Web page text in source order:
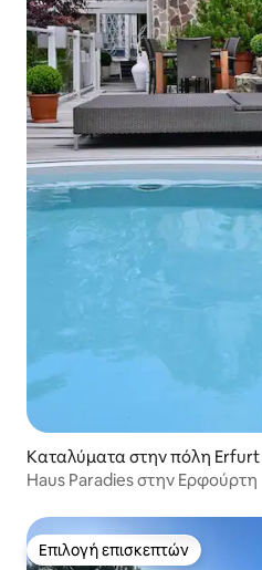
Καταλύματα στην πόλη Erfurt
Haus Paradies στην Ερφούρτη
Επιλογή επισκεπτών
Επιλογή επισκεπτών